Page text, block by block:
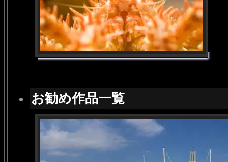
お勧め作品一覧